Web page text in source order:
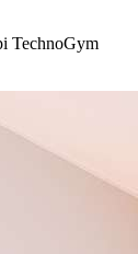
TechnoGym